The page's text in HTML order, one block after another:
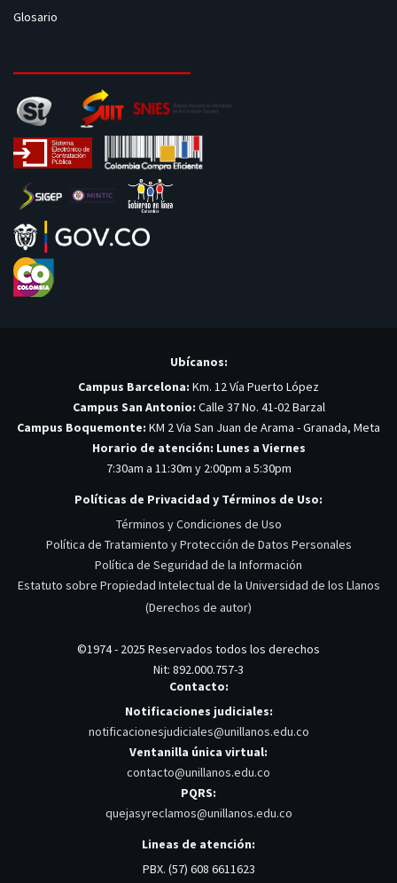
Glosario
Ubícanos:
Campus Barcelona: Km. 12 Vía Puerto López
Campus San Antonio: Calle 37 No. 41-02 Barzal
Campus Boquemonte: KM 2 Via San Juan de Arama - Granada, Meta
Horario de atención: Lunes a Viernes
7:30am a 11:30m y 2:00pm a 5:30pm
Políticas de Privacidad y Términos de Uso:
Términos y Condiciones de Uso
Política de Tratamiento y Protección de Datos Personales
Política de Seguridad de la Información
Estatuto sobre Propiedad Intelectual de la Universidad de los Llanos
(Derechos de autor)
©1974 - 2025 Reservados todos los derechos
Nit: 892.000.757-3
Contacto:
Notificaciones judiciales:
notificacionesjudiciales@unillanos.edu.co
Ventanilla única virtual:
contacto@unillanos.edu.co
PQRS:
quejasyreclamos@unillanos.edu.co
Lineas de atención:
PBX. (57) 608 6611623